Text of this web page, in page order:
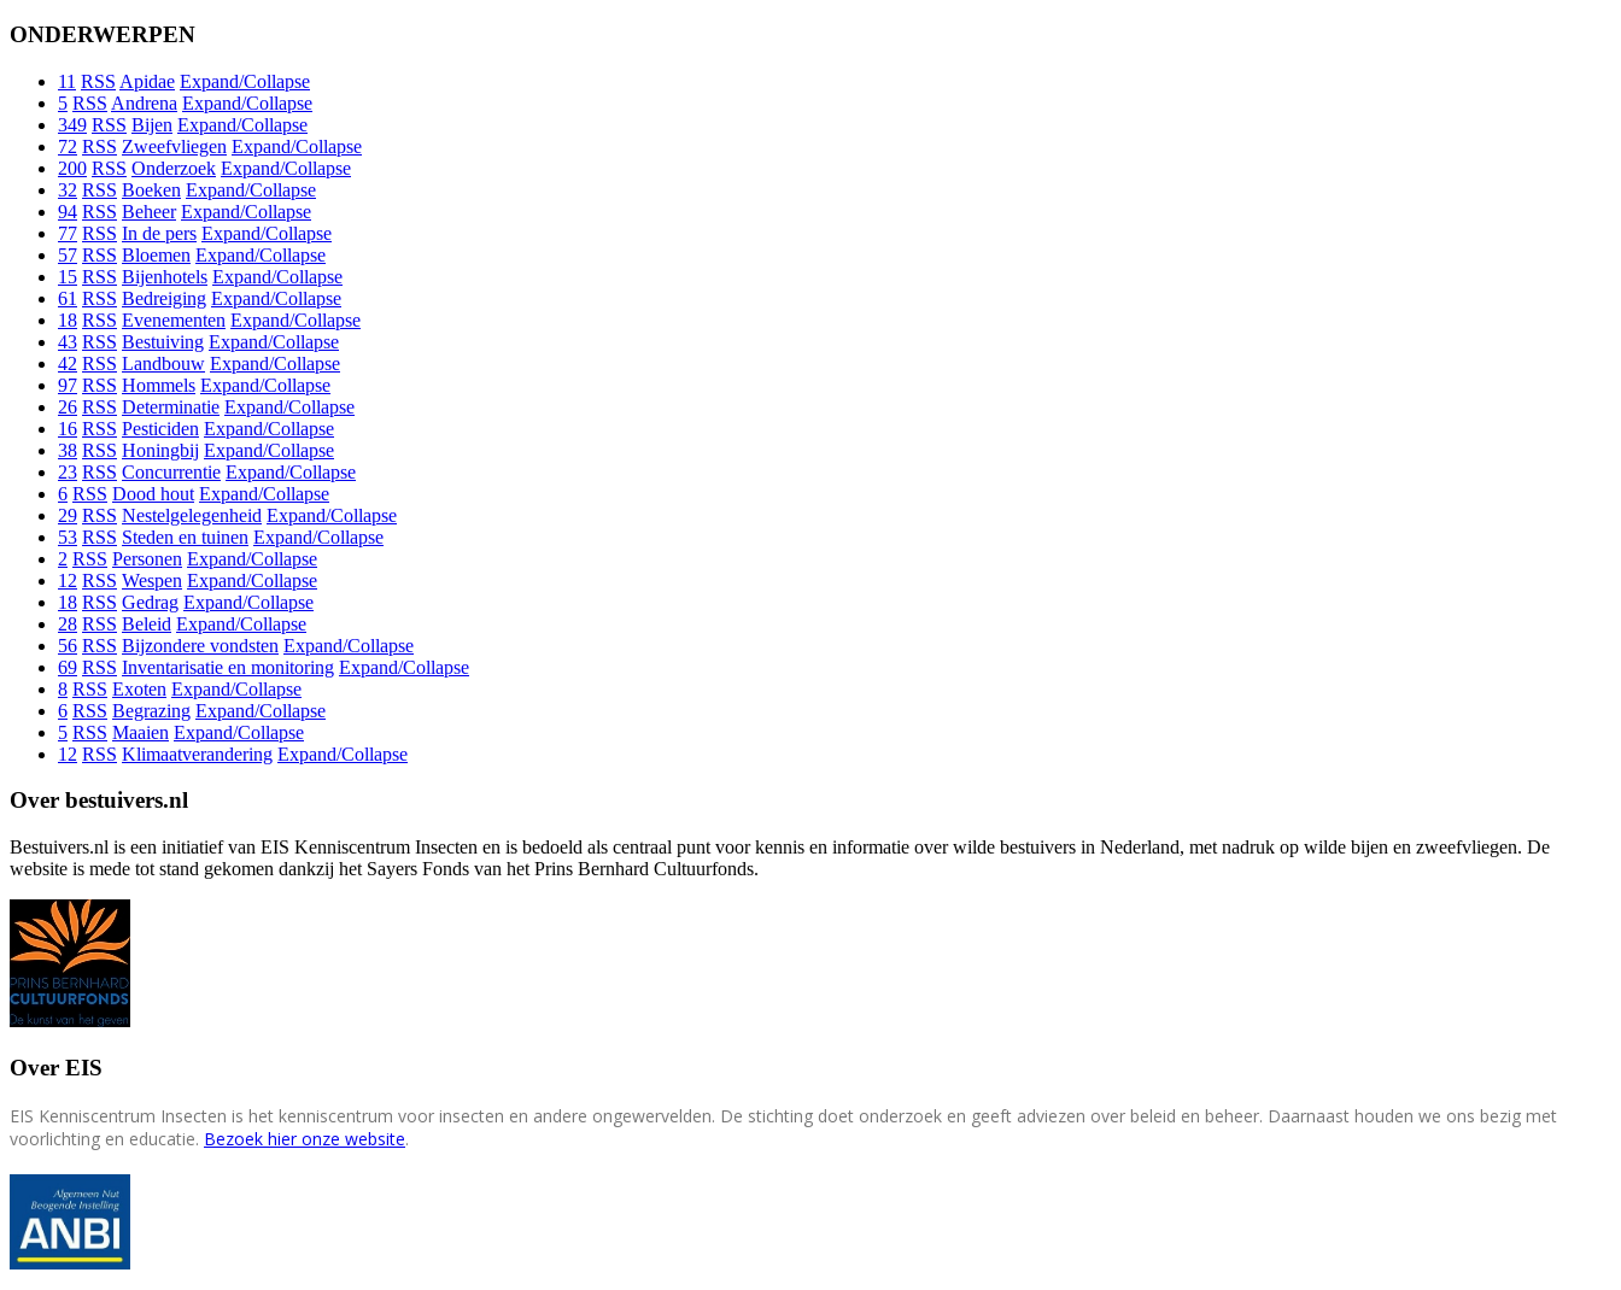
ONDERWERPEN
11 RSS Apidae Expand/Collapse
5 RSS Andrena Expand/Collapse
349 RSS Bijen Expand/Collapse
72 RSS Zweefvliegen Expand/Collapse
200 RSS Onderzoek Expand/Collapse
32 RSS Boeken Expand/Collapse
94 RSS Beheer Expand/Collapse
77 RSS In de pers Expand/Collapse
57 RSS Bloemen Expand/Collapse
15 RSS Bijenhotels Expand/Collapse
61 RSS Bedreiging Expand/Collapse
18 RSS Evenementen Expand/Collapse
43 RSS Bestuiving Expand/Collapse
42 RSS Landbouw Expand/Collapse
97 RSS Hommels Expand/Collapse
26 RSS Determinatie Expand/Collapse
16 RSS Pesticiden Expand/Collapse
38 RSS Honingbij Expand/Collapse
23 RSS Concurrentie Expand/Collapse
6 RSS Dood hout Expand/Collapse
29 RSS Nestelgelegenheid Expand/Collapse
53 RSS Steden en tuinen Expand/Collapse
2 RSS Personen Expand/Collapse
12 RSS Wespen Expand/Collapse
18 RSS Gedrag Expand/Collapse
28 RSS Beleid Expand/Collapse
56 RSS Bijzondere vondsten Expand/Collapse
69 RSS Inventarisatie en monitoring Expand/Collapse
8 RSS Exoten Expand/Collapse
6 RSS Begrazing Expand/Collapse
5 RSS Maaien Expand/Collapse
12 RSS Klimaatverandering Expand/Collapse
Over bestuivers.nl
Bestuivers.nl is een initiatief van EIS Kenniscentrum Insecten en is bedoeld als centraal punt voor kennis en informatie over wilde bestuivers in Nederland, met nadruk op wilde bijen en zweefvliegen. De
website is mede tot stand gekomen dankzij het Sayers Fonds van het Prins Bernhard Cultuurfonds.
Over EIS
EIS Kenniscentrum Insecten is het kenniscentrum voor insecten en andere ongewervelden. De stichting doet onderzoek en geeft adviezen over beleid en beheer. Daarnaast houden we ons bezig met
voorlichting en educatie. Bezoek hier onze website.